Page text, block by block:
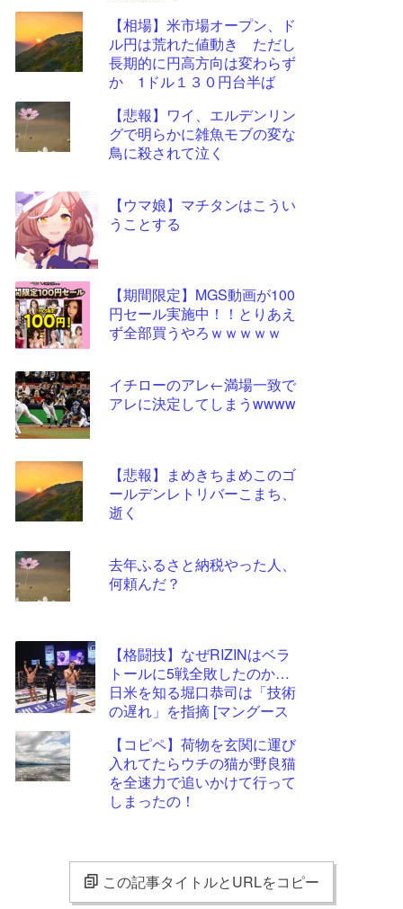
【相場】米市場オープン、ド
ル円は荒れた値動き ただし
長期的に円高方向は変わらず
か 1ドル１３０円台半ば
【悲報】ワイ、エルデンリン
グで明らかに雑魚モブの変な
鳥に殺されて泣く
【ウマ娘】マチタンはこうい
うことする
【期間限定】MGS動画が100
円セール実施中！！とりあえ
ず全部買うやろｗｗｗｗｗ
イチローのアレ←満場一致で
アレに決定してしまうwwww
【悲報】まめきちまめこのゴ
ールデンレトリバーこまち、
逝く
去年ふるさと納税やった人、
何頼んだ？
【格闘技】なぜRIZINはベラ
トールに5戦全敗したのか…
日米を知る堀口恭司は「技術
の遅れ」を指摘 [マングース
【コピペ】荷物を玄関に運び
入れてたらウチの猫が野良猫
を全速力で追いかけて行って
しまったの！
- 固
定リ
ンク
更新
ツー
この記事タイトルとURLをコピー